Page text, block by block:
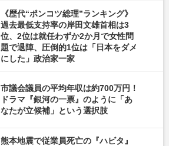
《歴代“ポンコツ総理”ランキング》
過去最低支持率の岸田文雄首相は3
位、2位は就任わずか2か月で女性問
題で退陣、圧倒的1位は「日本をダメ
にした」政治家一家
市議会議員の平均年収は約700万円！
ドラマ『銀河の一票』のように「あ
なたが立候補」という選択肢
熊本地震で従業員死亡の『ハビタ』